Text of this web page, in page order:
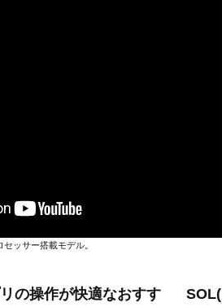
リーズ・S1360/LA2シリーズ、Web限定 Core™ Ultra
セッサー搭載モデル。
の操作が快適なおすす